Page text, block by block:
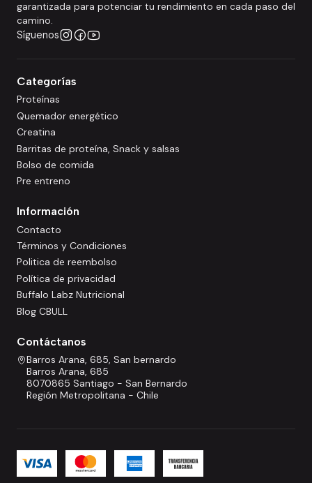
garantizada para potenciar tu rendimiento en cada paso del
camino.
Síguenos
Categorías
Proteínas
Quemador energético
Creatina
Barritas de proteína, Snack y salsas
Bolso de comida
Pre entreno
Información
Contacto
Términos y Condiciones
Politica de reembolso
Política de privacidad
Buffalo Labz Nutricional
Blog CBULL
Contáctanos
Barros Arana, 685, San bernardo
Barros Arana, 685
8070865 Santiago - San Bernardo
Región Metropolitana - Chile